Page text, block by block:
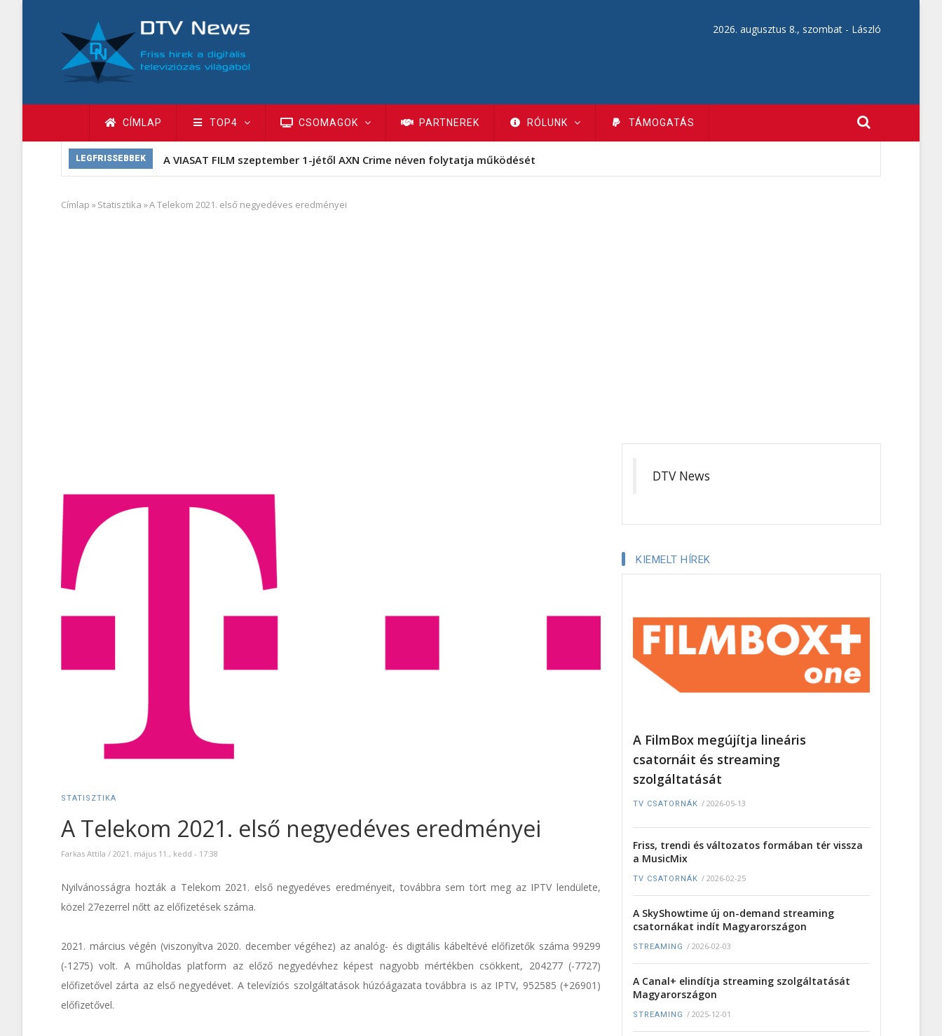
tartalomra
2026. augusztus 8., szombat - László
Fő
navigáció
CÍMLAP TOP4 CSOMAGOK PARTNEREK RÓLUNK TÁMOGATÁS
LEGFRISSEBBEK A VIASAT FILM szeptember 1-jétől AXN Crime néven folytatja működését
Morzsa
Címlap »Statisztika »A Telekom 2021. első negyedéves eredményei
STATISZTIKA
A Telekom 2021. első negyedéves eredményei
Farkas Attila / 2021. május 11., kedd - 17:38
Nyilvánosságra hozták a Telekom 2021. első negyedéves eredményeit, továbbra sem tört meg az IPTV lendülete,
közel 27ezerrel nőtt az előfizetések száma.
2021. március végén (viszonyítva 2020. december végéhez) az analóg- és digitális kábeltévé előfizetők száma 99299
(-1275) volt. A műholdas platform az előző negyedévhez képest nagyobb mértékben csökkent, 204277 (-7727)
előfizetővel zárta az első negyedévet. A televíziós szolgáltatások húzóágazata továbbra is az IPTV, 952585 (+26901)
előfizetővel.
DTV News
KIEMELT HÍREK
A FilmBox megújítja lineáris
csatornáit és streaming
szolgáltatását
TV CSATORNÁK / 2026-05-13
Friss, trendi és változatos formában tér vissza
a MusicMix
TV CSATORNÁK / 2026-02-25
A SkyShowtime új on-demand streaming
csatornákat indít Magyarországon
STREAMING / 2026-02-03
A Canal+ elindítja streaming szolgáltatását
Magyarországon
STREAMING / 2025-12-01